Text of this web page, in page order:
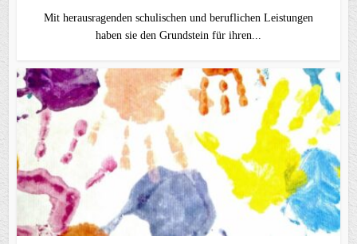
Mit herausragenden schulischen und beruflichen Leistungen
haben sie den Grundstein für ihren...